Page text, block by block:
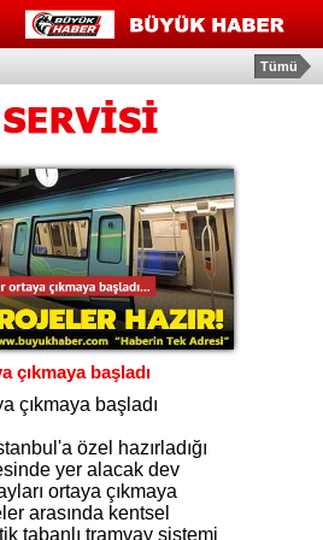
Tümü
çıkmaya başladı
çıkmaya başladı
özel hazırladığı
yer alacak dev
ortaya çıkmaya
arasında kentsel
tabanlı tramvay sistemi